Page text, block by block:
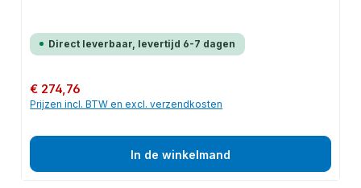
Direct leverbaar, levertijd 6-7 dagen
Normale prijs:
€ 274,76
Prijzen incl. BTW en excl. verzendkosten
In de winkelmand